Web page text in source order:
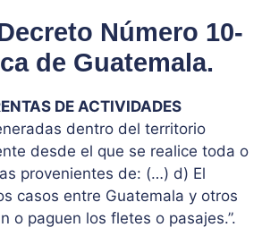
Número 10-
de Guatemala.
DE ACTIVIDADES
dentro del territorio
desde el que se realice toda o
provenientes de: (…) d) El
casos entre Guatemala y otros
o paguen los fletes o pasajes.”.